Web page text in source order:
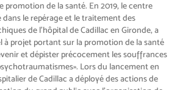
promotion de la santé. En 2019, le centre
dans le repérage et le traitement des
de l’hôpitalde Cadillac en Gironde, a
à projet portant sur la promotion de la santé
et dépister précocement les souffrances
». Lors du lancement en
lier de Cadillac a déployé des actionsde